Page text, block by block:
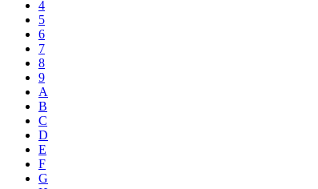
4
5
6
7
8
9
A
B
C
D
E
F
G